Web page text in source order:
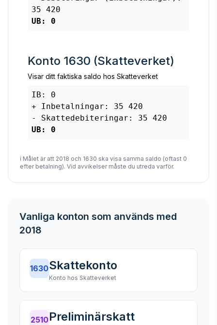
35 420
UB: 0
Konto 1630 (Skatteverket)
Visar ditt faktiska saldo hos Skatteverket
IB: 0
+ Inbetalningar: 35 420
- Skattedebiteringar: 35 420
UB: 0
ℹ️ Målet är att 2018 och 1630 ska visa samma saldo (oftast 0
efter betalning). Vid avvikelser måste du utreda varför.
Vanliga konton som används med
2018
1630Skattekonto
Konto hos Skatteverket
2510Preliminärskatt